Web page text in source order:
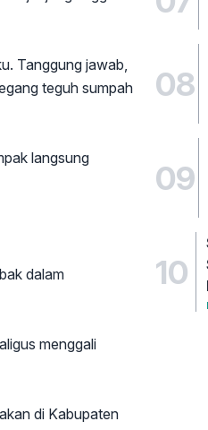
Tanggung jawab,
teguh sumpah
langsung
dalam
menggali
di Kabupaten
08
09
10